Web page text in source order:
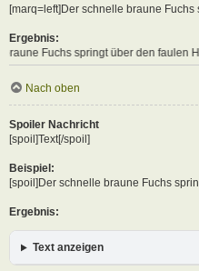
[marq=left]Der schnelle braune
Ergebnis:
springt über den faulen Hund
Nach oben
Spoiler Nachricht
[spoil]Text[/spoil]
Beispiel:
[spoil]Der schnelle braune Fuchs
Ergebnis:
Text anzeigen